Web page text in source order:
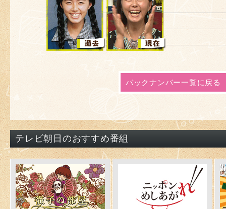
バックナンバー一覧に戻る
テレビ朝日のおすすめ番組